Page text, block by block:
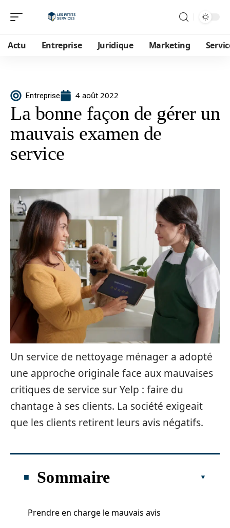
Actu Entreprise Juridique Marketing
Entreprise 4 août 2022
La bonne façon de gérer un
mauvais examen de
service
Un service de nettoyage ménager a adopté
une approche originale face aux mauvaises
critiques de service sur Yelp : faire du
chantage à ses clients. La société exigeait
que les clients retirent leurs avis négatifs.
Sommaire
Prendre en charge le mauvais avis